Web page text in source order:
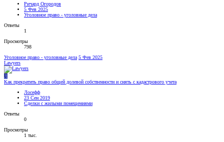
Ричард Огородов
5 Фев 2025
Уголовное право - уголовные дела
Ответы
1
Просмотры
798
Уголовное право - уголовные дела 5 Фев 2025
Lawyers
Л
Как прекратить право общей долевой собственности и снять с кадастрового учета
Лосефф
23 Сен 2019
Сделки с жилыми помещениями
Ответы
0
Просмотры
1 тыс.